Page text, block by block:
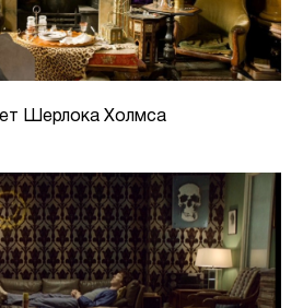
Шерлока Холмса